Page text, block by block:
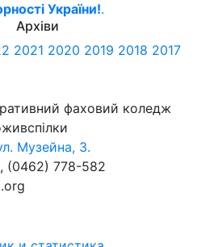
України!.
Архіви
2021 2020 2019 2018 2017
фаховий коледж
Музейна, 3.
(0462) 778-582